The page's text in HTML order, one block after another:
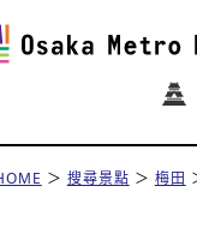
搜尋景點 梅田